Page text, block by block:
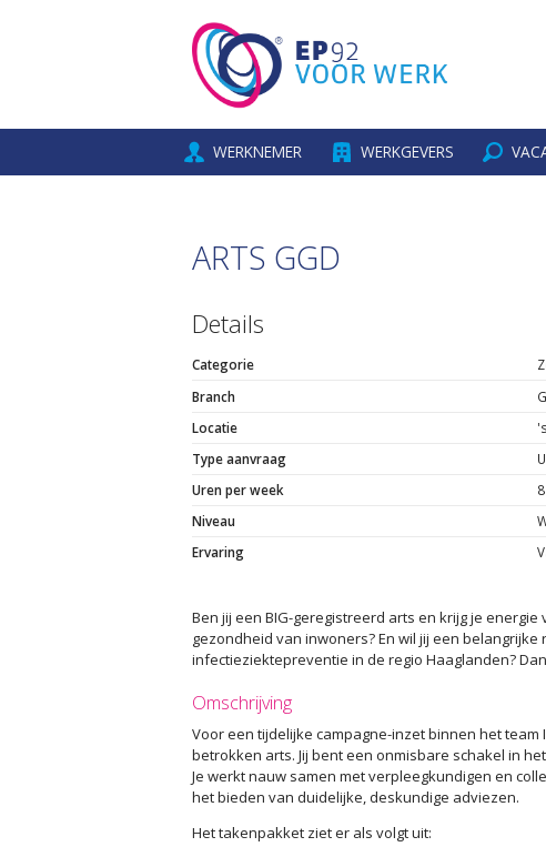
WERKNEMER WERKGEVERS
ARTS GGD
Details
Categorie
Branch
Locatie
Type aanvraag
Uren per week
Niveau
Ervaring
Ben jij een BIG-geregistreerd arts en krijg je
gezondheid van inwoners? En wil jij een
infectieziektepreventie in de regio Haaglanden?
Omschrijving
Voor een tijdelijke campagne-inzet binnen het
betrokken arts. Jij bent een onmisbare schakel in
Je werkt nauw samen met verpleegkundigen en
het bieden van duidelijke, deskundige adviezen.
Het takenpakket ziet er als volgt uit: